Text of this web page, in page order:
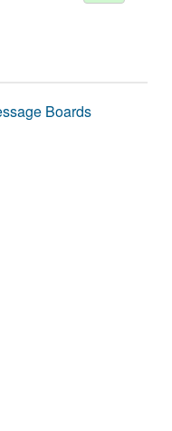
Boards